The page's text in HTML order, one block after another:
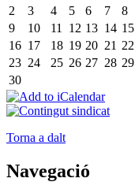
2
3 4 5 6 7
8
9
10 11 12 13 14 15
16 17 18 19 20 21 22
23 24 25 26 27 28 29
30
Torna a dalt
Navegació